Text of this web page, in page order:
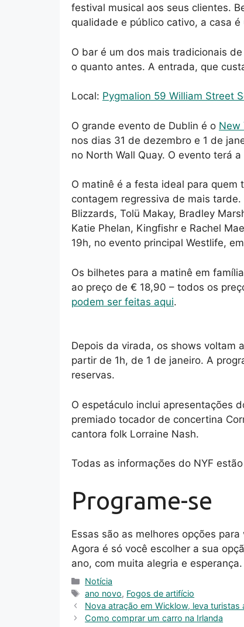
festival musical aos seus clientes.
qualidade e público cativo, a casa
O bar é um dos mais tradicionais
o quanto antes. A entrada, que
Local: Pygmalion 59 William Street
O grande evento de Dublin é o New
nos dias 31 de dezembro e 1 de
no North Wall Quay. O evento terá
O matinê é a festa ideal para quem
contagem regressiva de mais
Blizzards, Tolü Makay, Bradley
Katie Phelan, Kingfishr e Rachel
19h, no evento principal Westlife,
Os bilhetes para a matinê em
ao preço de € 18,90 – todos os
podem ser feitas aqui.
Depois da virada, os shows voltam
partir de 1h, de 1 de janeiro. A
reservas.
O espetáculo inclui apresentações
premiado tocador de concertina
cantora folk Lorraine Nash.
Todas as informações do NYF
Programe-se
Essas são as melhores opções
Agora é só você escolher a sua
ano, com muita alegria e esperança.
Categories
Notícia
Tags
ano novo, Fogos de artifício
Nova atração em Wicklow, leva
Como comprar um carro na Irlanda